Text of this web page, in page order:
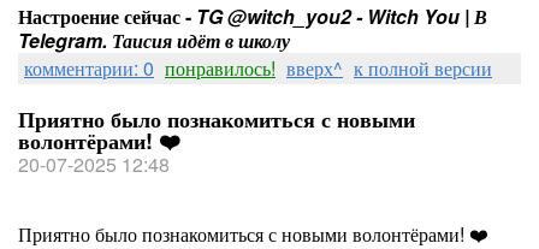
Настроение сейчас - TG @witch_you2 - Witch You | В
Telegram. Таисия идёт в школу
комментарии: 0 понравилось! вверх^ к полной версии
Приятно было познакомиться с новыми
волонтёрами! ❤️
20-07-2025 12:48
Приятно было познакомиться с новыми волонтёрами! ❤️